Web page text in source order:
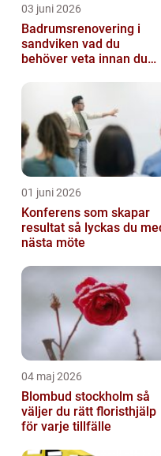
03 juni 2026
Badrumsrenovering i
sandviken vad du
behöver veta innan du
01 juni 2026
Konferens som skapar
resultat så lyckas du med
nästa möte
04 maj 2026
Blombud stockholm så
väljer du rätt floristhjälp
för varje tillfälle